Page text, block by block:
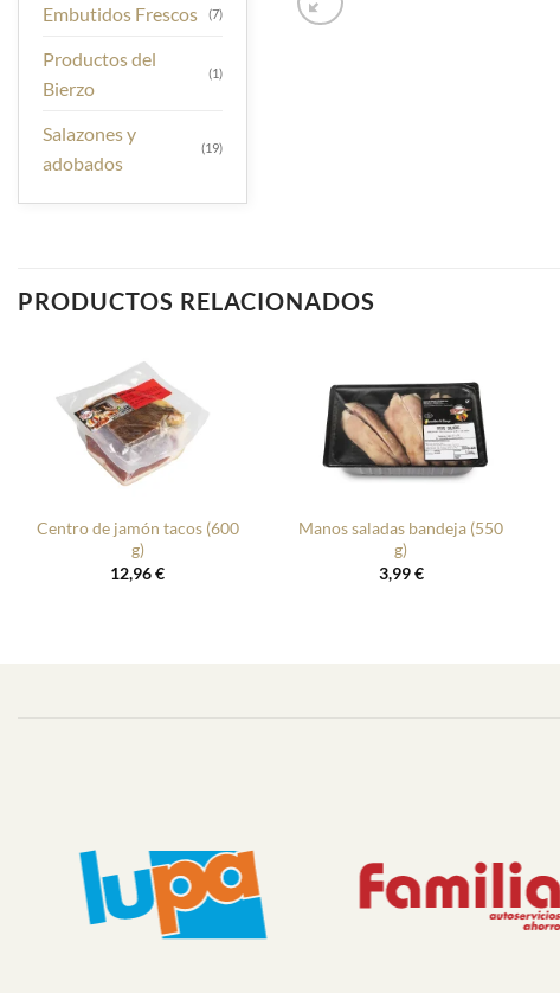
Embutidos Frescos (7)
Productos del
Bierzo
(1)
Salazones y
adobados
(19)
PRODUCTOS RELACIONADOS
Centro de jamón tacos (600
g)
12,96€
Manos saladas bandeja (550
g)
3,99€